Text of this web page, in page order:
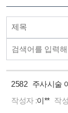
2582
주사시술
작성자 :이** 작